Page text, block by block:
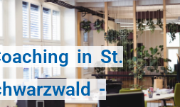
in St.
-